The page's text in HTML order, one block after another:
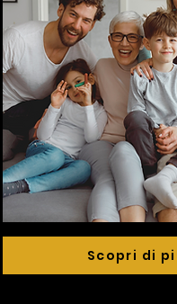
Scopri di